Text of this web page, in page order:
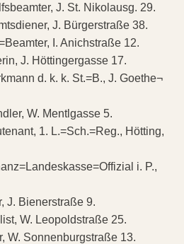
J. St. Nikolausg. 29.
J. Bürgerstraße 38.
I. Anichstraße 12.
J. Höttingergasse 17.
d. k. k. St.=B., J. Goethe¬
W. Mentlgasse 5.
1. L.=Sch.=Reg., Hötting,
i. P.,
J. Bienerstraße 9.
W. Leopoldstraße 25.
W. Sonnenburgstraße 13.